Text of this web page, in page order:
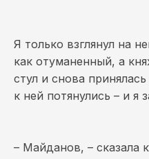
Я только взглянул на
как отуманенный, а
стул и снова
к ней потянулись – и я
– Майданов, – сказала